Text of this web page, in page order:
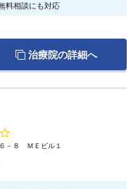
料相談にも対応
治療院の詳細へ
－８ ＭＥビル１